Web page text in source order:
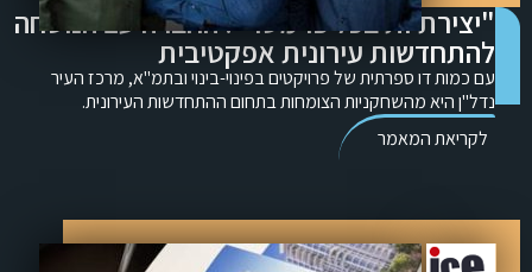
"יצירתיות בכל פרמטר": החברה עם הנוסחה
להתחדשות עירונית אפקטיבית
עם כמות דו ספרתית של פרויקטים בפינוי-בינוי ובתמ"א, מרכז העיר
נדל"ן היא מהשחקניות הצומחות בתחום ההתחדשות העירונית.
לקריאת המאמר